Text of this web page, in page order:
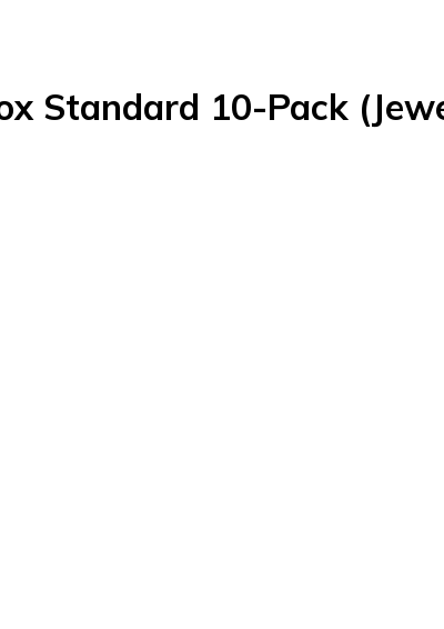
Standard 10-Pack